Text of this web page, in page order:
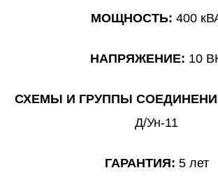
МОЩНОСТЬ: 400
НАПРЯЖЕНИЕ: 10
СХЕМЫ И ГРУППЫ
Д/Ун-11
ГАРАНТИЯ: 5 лет